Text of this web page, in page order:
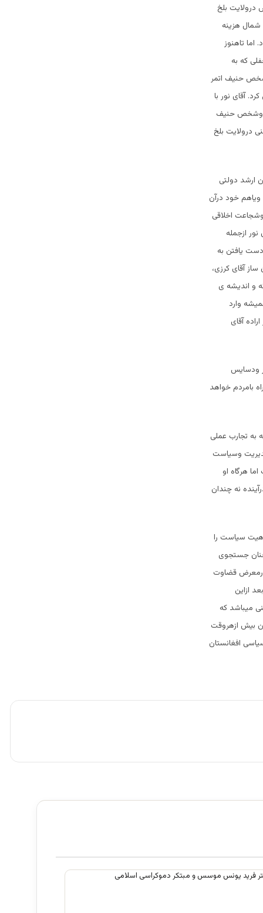
درولایت بلخ
شمال هزینه
تاهنوز
که به
شخص حنیف اتمر
آقای نور با
وشخص حنیف
درولایت بلخ
ارشد دولتی
ویاهم خود درآن
اخلاقی
ازجمله
یافتن به
آقای کرزی،
و اندیشه ی
وارد
آقای
ودسایس
بامردم خواهد
به تجارب عملی
وسیاست
هرگاه او
نه چندان
سیاست را
جستجوی
درمعرض قضاوت
ازاین
میباشد که
بیش ازهروقت
افغانستان